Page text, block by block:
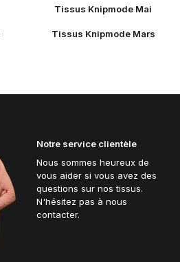
Tissus Knipmode Mai
Tissus Knipmode Mars
Notre service clientèle
Nous sommes heureux de
vous aider si vous avez des
questions sur nos tissus.
N'hésitez pas à nous
contacter.